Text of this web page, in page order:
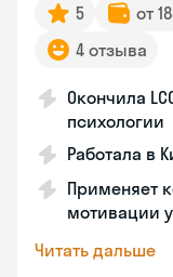
5 от
4 отзыва
Окончила
психологии
Работала в
Применяет
мотивации
Читать дальше